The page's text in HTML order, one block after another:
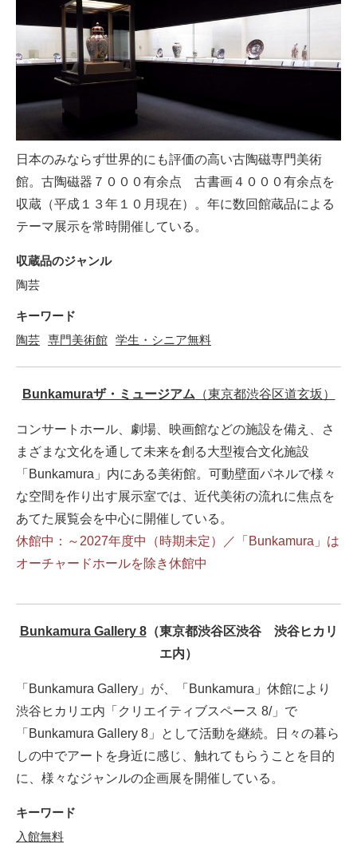
日本のみならず世界的にも評価の高い古陶磁専門美術
館。古陶磁器７０００有余点 古書画４０００有余点を
収蔵（平成１３年１０月現在）。年に数回館蔵品による
テーマ展示を常時開催している。
収蔵品のジャンル
陶芸
キーワード
陶芸 専門美術館 学生・シニア無料
Bunkamuraザ・ミュージアム （東京都渋谷区道玄坂）
コンサートホール、劇場、映画館などの施設を備え、さ
まざまな文化を通して未来を創る大型複合文化施設
「Bunkamura」内にある美術館。可動壁面パネルで様々
な空間を作り出す展示室では、近代美術の流れに焦点を
あてた展覧会を中心に開催している。
休館中：～2027年度中（時期未定）／「Bunkamura」は
オーチャードホールを除き休館中
Bunkamura Gallery 8（東京都渋谷区渋谷 渋谷ヒカリ
エ内）
「Bunkamura Gallery」が、「Bunkamura」休館により
渋谷ヒカリエ内「クリエイティブスペース 8/」で
「Bunkamura Gallery 8」として活動を継続。日々の暮ら
しの中でアートを身近に感じ、触れてもらうことを目的
に、様々なジャンルの企画展を開催している。
キーワード
入館無料